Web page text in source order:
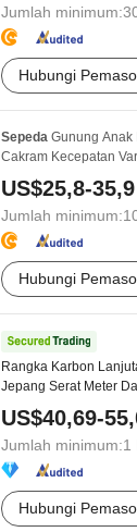
Jumlah minimum:
Hubungi
Sepeda Gunung Anak
Cakram Kecepatan
US$25,8-35,9
Jumlah minimum:
Hubungi
Rangka Karbon
Jepang Serat Meter
US$40,69-
Jumlah minimum:1
Hubungi